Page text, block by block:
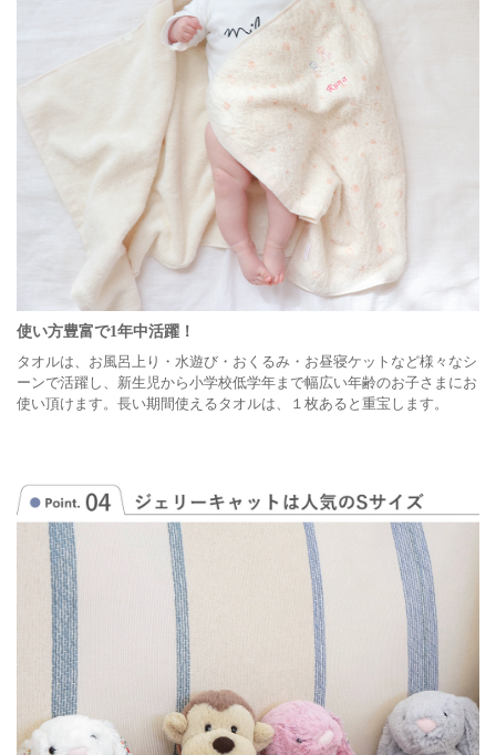
使い方豊富で1年中活躍！
タオルは、お風呂上り・水遊び・おくるみ・お昼寝ケットなど様々なシ
ーンで活躍し、新生児から小学校低学年まで幅広い年齢のお子さまにお
使い頂けます。長い期間使えるタオルは、１枚あると重宝します。